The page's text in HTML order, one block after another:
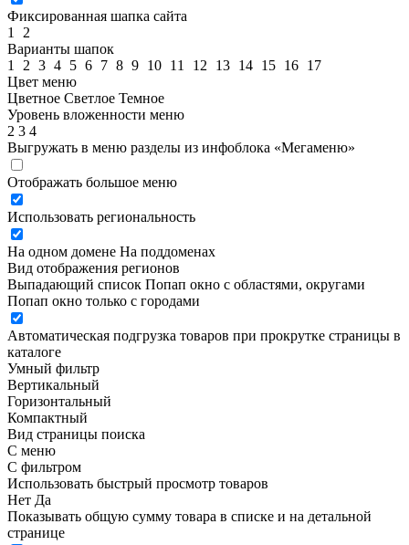
Фиксированная шапка сайта
1
2
Варианты шапок
1
2 3 4 5 6 7 8 9 10 11 12 13 14 15 16 17
Цвет меню
Цветное Светлое Темное
Уровень вложенности меню
2 3 4
Выгружать в меню разделы из инфоблока «Мегаменю»
Отображать большое меню
Использовать региональность
На одном домене На поддоменах
Вид отображения регионов
Выпадающий список Попап окно c областями, округами
Попап окно только с городами
Автоматическая подгрузка товаров при прокрутке страницы в
каталоге
Умный фильтр
Вертикальный
Горизонтальный
Компактный
Вид страницы поиска
С меню
С фильтром
Использовать быстрый просмотр товаров
Нет Да
Показывать общую сумму товара в списке и на детальной
странице